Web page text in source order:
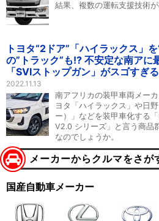
結果、複数の運転支援技術
トヨタ“2ドア”「ハイラックス」
の”トラック”も!? 不安定な南アに
「SVIストップガン」がスゴすぎる
2022.11.13
南アフリカの装甲車両メー
ヨタ「ハイラックス」や日
ー）」などを装甲車化する
V2.0 シリーズ」と言う商品
なのでしょうか。
メーカーからクルマをさが
国産自動車メーカー